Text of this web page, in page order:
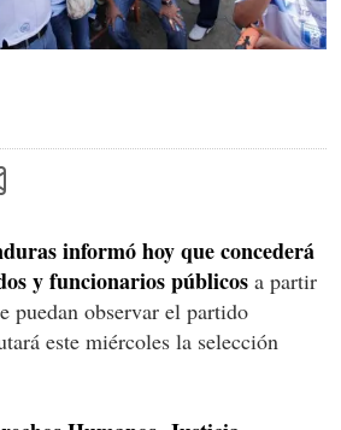
informó hoy que concederá
y funcionarios públicos a partir
puedan observar el partido
este miércoles la selección